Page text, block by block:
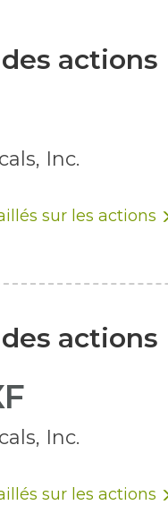
actions
Inc.
sur les actions
actions
Inc.
sur les actions